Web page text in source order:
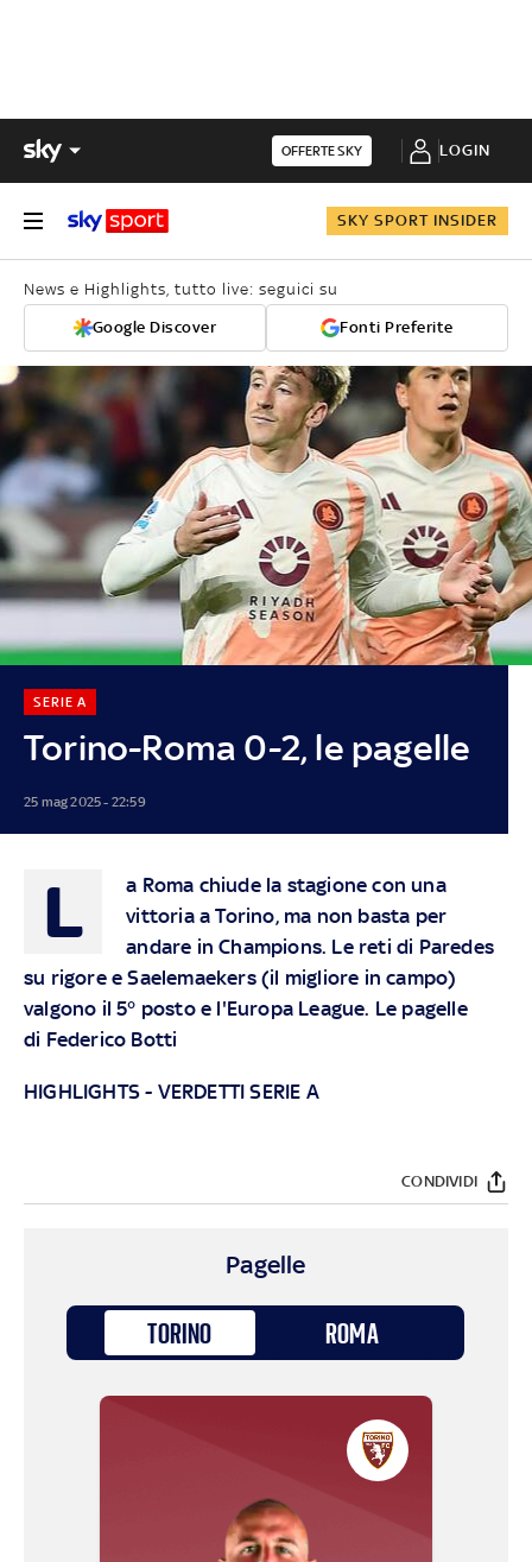
OFFERTE SKY LOGIN
SKY SPORT INSIDER
News e Highlights, tutto live: seguici su
Google Discover Fonti Preferite
Torino-Roma 0-2, le pagelle
SERIE A
25 mag 2025 - 22:59
L
a Roma chiude la stagione con una
vittoria a Torino, ma non basta per
andare in Champions. Le reti di Paredes
su rigore e Saelemaekers (il migliore in campo)
valgono il 5° posto e l'Europa League. Le pagelle
di Federico Botti
HIGHLIGHTS - VERDETTI SERIE A
CONDIVIDI
Pagelle
TORINO ROMA